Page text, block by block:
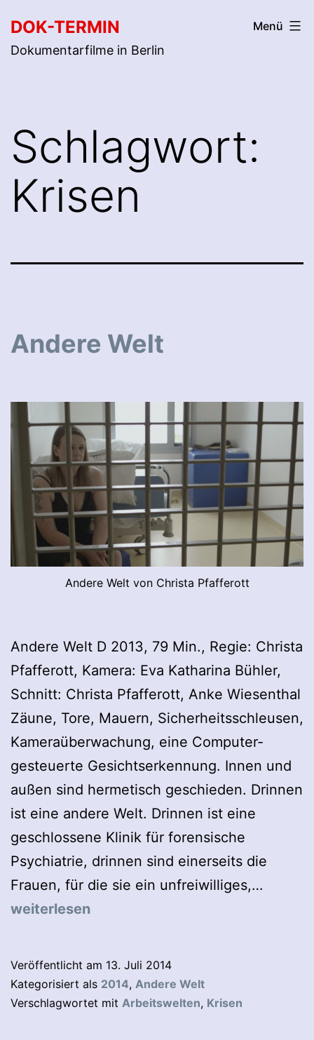
Inhalt
springen
DOK-TERMIN
Dokumentarfilme in Berlin
Menü
Schlagwort:
Krisen
Andere Welt
Andere Welt von Christa Pfafferott
Andere Welt D 2013, 79 Min., Regie: Christa
Pfafferott, Kamera: Eva Katharina Bühler,
Schnitt: Christa Pfafferott, Anke Wiesenthal
Zäune, Tore, Mauern, Sicherheitsschleusen,
Kameraüberwachung, eine Computer-
gesteuerte Gesichtserkennung. Innen und
außen sind hermetisch geschieden. Drinnen
ist eine andere Welt. Drinnen ist eine
geschlossene Klinik für forensische
Psychiatrie, drinnen sind einerseits die
Frauen, für die sie ein unfreiwilliges,…
weiterlesen
Veröffentlicht am 13. Juli 2014
Kategorisiert als 2014, Andere Welt
Verschlagwortet mit Arbeitswelten, Krisen